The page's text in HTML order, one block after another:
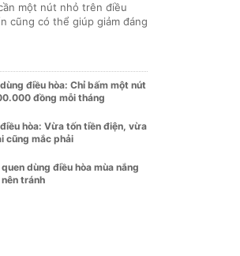
một nút nhỏ trên điều
cũng có thể giúp giảm đáng
điều hòa: Chỉ bấm một nút
đồng mỗi tháng
hòa: Vừa tốn tiền điện, vừa
cũng mắc phải
dùng điều hòa mùa nắng
tránh